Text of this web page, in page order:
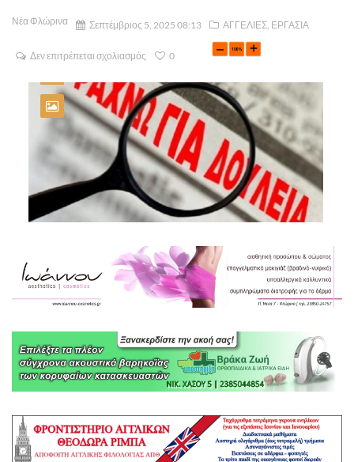
Νέα Φλώρινα Σεπτέμβριος 5, 2025 08:13 ΑΓΓΕΛΙΕΣ, ΕΡΓΑΣΙΑ
Δεν επιτρέπεται σχολιασμός 0